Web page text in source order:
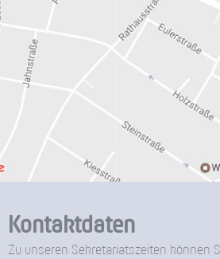
Kontaktdaten
Zu unseren Sekretariatszeiten können